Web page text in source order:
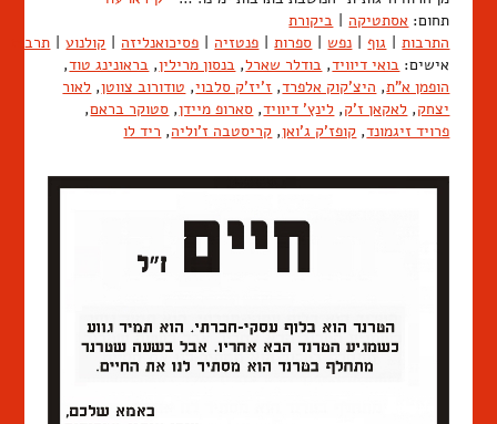
תחום: אסתטיקה | ביקורת
התרבות | גוף | נפש | ספרות | פנטזיה | פסיכואנליזה | קולנוע | תרבות
אישים: בואי דיוויד, בודלר שארל, בנסון מרילין, בראונינג טוד,
הופמן א"ת, היצ'קוק אלפרד, ז'יז'ק סלבוי, טודורוב צווטן, לאור
יצחק, לאקאן ז'ק, לינץ' דיוויד, סארופ מיידן, סטוקר בראם,
פרויד זיגמונד, קופז'ק ג'ואן, קריסטבה ז'וליה, ריד לו